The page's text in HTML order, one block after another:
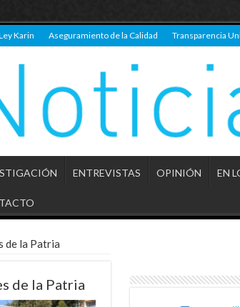
Karin Aseguramiento de la Calidad Transparencia
ENTREVISTAS OPINIÓN EN
de la Patria
de la Patria